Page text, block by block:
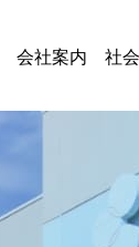
会社案内 社